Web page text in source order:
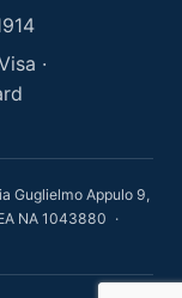
·
Guglielmo Appulo 9,
NA 1043880 ·